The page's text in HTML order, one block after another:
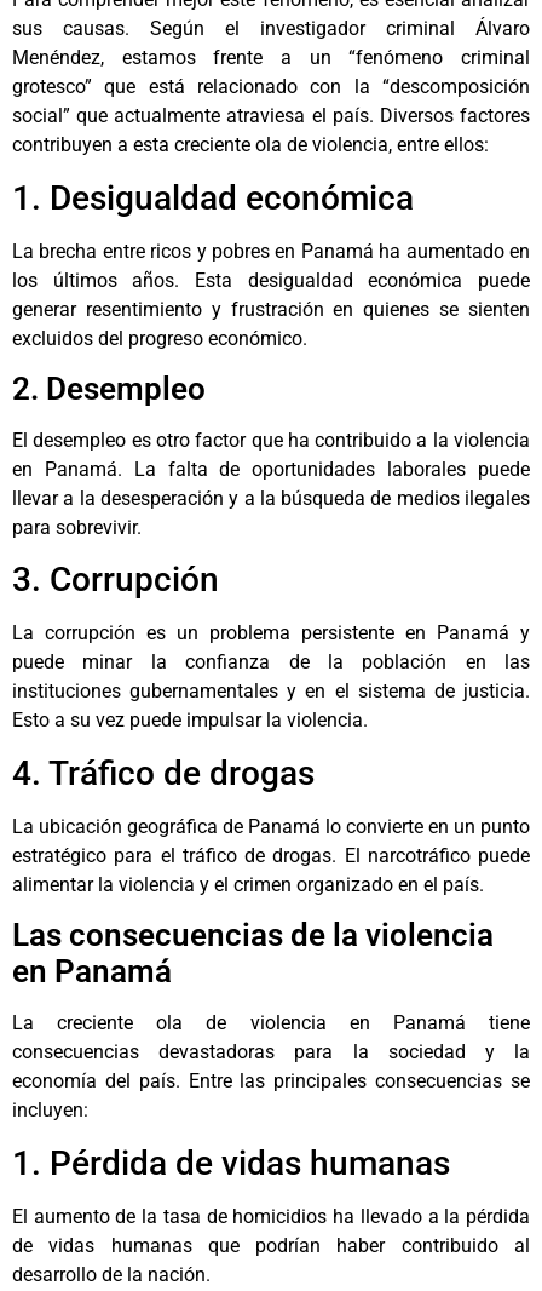
sus causas. Según el investigador criminal Álvaro
Menéndez, estamos frente a un “fenómeno criminal
grotesco” que está relacionado con la “descomposición
social” que actualmente atraviesa el país. Diversos factores
contribuyen a esta creciente ola de violencia, entre ellos:
1. Desigualdad económica
La brecha entre ricos y pobres en Panamá ha aumentado en
los últimos años. Esta desigualdad económica puede
generar resentimiento y frustración en quienes se sienten
excluidos del progreso económico.
2. Desempleo
El desempleo es otro factor que ha contribuido a la violencia
en Panamá. La falta de oportunidades laborales puede
llevar a la desesperación y a la búsqueda de medios ilegales
para sobrevivir.
3. Corrupción
La corrupción es un problema persistente en Panamá y
puede minar la confianza de la población en las
instituciones gubernamentales y en el sistema de justicia.
Esto a su vez puede impulsar la violencia.
4. Tráfico de drogas
La ubicación geográfica de Panamá lo convierte en un punto
estratégico para el tráfico de drogas. El narcotráfico puede
alimentar la violencia y el crimen organizado en el país.
Las consecuencias de la violencia
en Panamá
La creciente ola de violencia en Panamá tiene
consecuencias devastadoras para la sociedad y la
economía del país. Entre las principales consecuencias se
incluyen:
1. Pérdida de vidas humanas
El aumento de la tasa de homicidios ha llevado a la pérdida
de vidas humanas que podrían haber contribuido al
desarrollo de la nación.